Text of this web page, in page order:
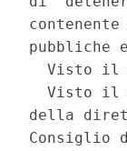
Visto il
Visto il
della
Consiglio